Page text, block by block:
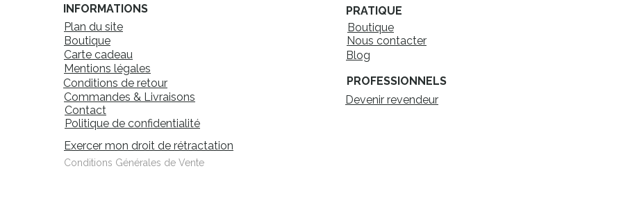
INFORMATIONS
Plan du site
Boutique
Carte cadeau
Mentions légales
Conditions de retour
Commandes & Livraisons
Contact
Politique de confidentialité
PRATIQUE
Boutique
Nous contacter
Blog
PROFESSIONNELS
Devenir revendeur
Exercer mon droit de rétractation
Conditions Générales de Vente